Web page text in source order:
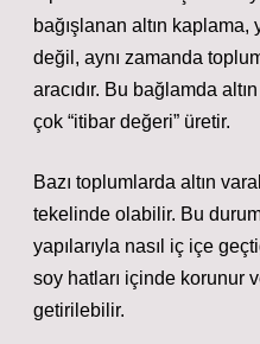
bağışlanan altın kaplama,
değil, aynı zamanda
aracıdır. Bu bağlamda
çok “itibar değeri” üretir.
Bazı toplumlarda altın
tekelinde olabilir. Bu
yapılarıyla nasıl iç içe
soy hatları içinde korunur
getirilebilir.